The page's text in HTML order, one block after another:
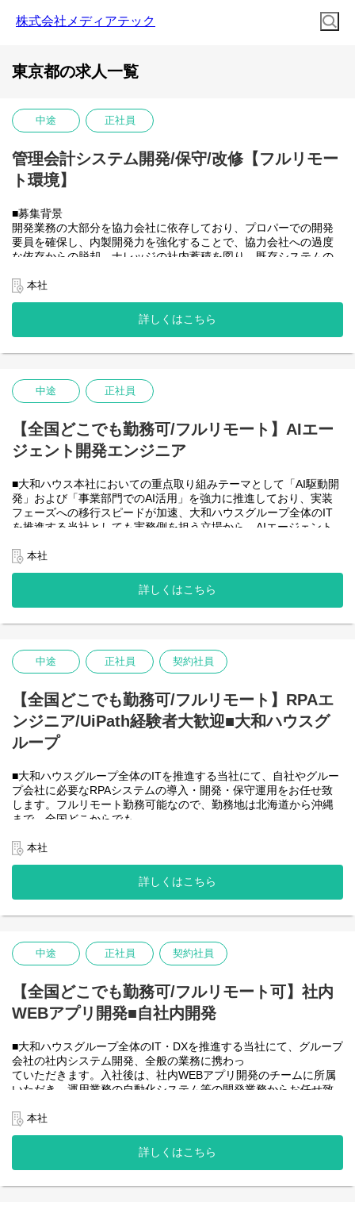
株式会社メディアテック
東京都の求人一覧
中途 正社員
管理会計システム開発/保守/改修【フルリモー
ト環境】
■募集背景
開発業務の大部分を協力会社に依存しており、プロパーでの開発
要員を確保し、内製開発力を強化することで、協力会社への過度
な依存からの脱却、ナレッジの社内蓄積を図り、既存システムの
応できるチームへと成長させていきたい。
■業務内容
大和ハウスグループ全体のITを推進する当社にて、グループ会社
(大和ハウス含)の社内システム開発、改修に携わって頂きます。
・HTML5 アプリケーション（JavaScript / jQuery / Vue.js）を用い
・CAP（Cloud Application Programming Model / Node.js）および
OData を用いたデータアクセス・バックエンド開発・保守
・SAP HANA SQL / Calculation View / Procedure によるデータモ
デリング・DB開発
国どこからでも働いていただけます。
入社日以外の出社は基本的にないので、入社後の勤務地は問いま
せん。また、働く時間に制限もなく、月160時間の勤務で、午前5
時～22時までの間であれば、自由な時間に働いていただけます。
児、介護などとの両立も可能です。社員が仕事をしやすい環境を
本社
詳しくはこちら
中途 正社員
【全国どこでも勤務可/フルリモート】AIエー
ジェント開発エンジニア
■大和ハウス本社においての重点取り組みテーマとして「AI駆動開
発」および「事業部門でのAI活用」を強力に推進しており、実装
フェーズへの移行スピードが加速、大和ハウスグループ全体のIT
を推進する当社としても実務側を担う立場から、AIエージェント
務としチームの拡大を図っています。
なお、フルリモート勤務可能なので、勤務地は北海道から沖縄ま
で、日本全国どこからでも働いていただけます。
入社日以外の出社は年１～４回程度なので、入社後の勤務地は国
また、働く時間に制限もなく、月160時間の勤務で、午前５時～２
を途中で中断したり、働く時間を調整できるので、家事、育児、
介護などとの両立も可能です。社員が仕事をしやすい環境を整え
フレックスです。
●AIチーム(４名)●
業務内容
・Microsoft Copilot を利用したエージェント運用・管理
・生成AIを用いたAIエージェントの設計・開発・改善
・Azureを利用したAIエージェント基盤の構築・連携
・AIエージェントの運用支援
入社後は研修の後、チーム開発をベースにOJTを行いながら実案
＜クライアントは大和ハウスグループ全体＞
出資は大和ハウス本体になりますが、売上好調かつDX推進の優先
度が高いため、投資を惜しむことはありません。
潤沢なリソースのもと、最上流から変革を進めていくことが可能
本社
詳しくはこちら
中途 正社員 契約社員
【全国どこでも勤務可/フルリモート】RPAエ
ンジニア/UiPath経験者大歓迎■大和ハウスグ
ループ
■大和ハウスグループ全体のITを推進する当社にて、自社やグルー
プ会社に必要なRPAシステムの導入・開発・保守運用をお任せ致
します。フルリモート勤務可能なので、勤務地は北海道から沖縄
まで、全国どこからでも
社後の勤務地は問いません。また、働く時間に制限もなく、月160
時間の勤務で、午前５時～２２時までの間であれば、自由な時間
に働いていただけます。業務を途中で中断したり、働く時間を調
整できるので、家事、育児、介護などとの両立も可能です。社員
ると思っておりますのでフルフレックスです。
＜クライアントは大和ハウスグループ全体＞
名の
全てに関わるシステムを担っています。
出資は大和ハウス本体になりますが、売上好調かつDX推進の優先
潤沢なリソースのもと、最上流から変革を進めていくことが可能
です。
＜詳細な業務例／基本的な技術仕様＞
業務ヒアリング、要件定義、基本設計、詳細設計、実装、テス
ト、リリースまで開発作業を一気通貫で担当していただきます。
環境の運用・保守までをお任せします。
使用ツール：
-UiPath
本社
詳しくはこちら
中途 正社員 契約社員
【全国どこでも勤務可/フルリモート可】社内
WEBアプリ開発■自社内開発
■大和ハウスグループ全体のIT・DXを推進する当社にて、グループ
会社の社内システム開発、全般の業務に携わっ
ていただきます。入社後は、社内WEBアプリ開発のチームに所属
いただき、運用業務の自動化システム等の開発業務からお任せ致
【将来的に】要件定義から設計、運用まで全般を行い、早い段階
で技術スペシャリストとして、技術面からメンバーを引っ張って
いただく役割を期待しています。
会社としてDX推進を進める中、AIを使って新たな価値を生む仕
す！
本社
詳しくはこちら